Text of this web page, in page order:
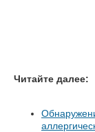
Читайте далее: